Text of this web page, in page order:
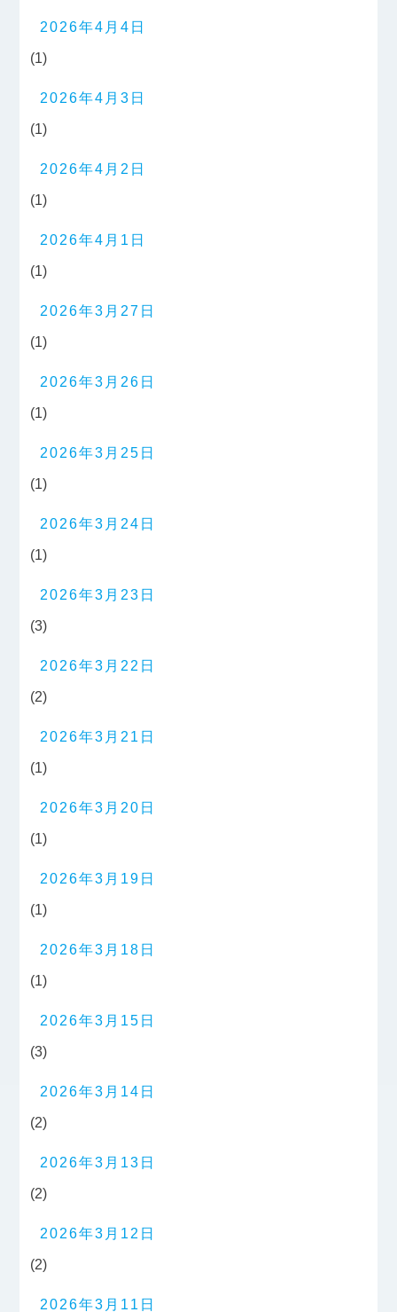
2026年4月4日
(1)
2026年4月3日
(1)
2026年4月2日
(1)
2026年4月1日
(1)
2026年3月27日
(1)
2026年3月26日
(1)
2026年3月25日
(1)
2026年3月24日
(1)
2026年3月23日
(3)
2026年3月22日
(2)
2026年3月21日
(1)
2026年3月20日
(1)
2026年3月19日
(1)
2026年3月18日
(1)
2026年3月15日
(3)
2026年3月14日
(2)
2026年3月13日
(2)
2026年3月12日
(2)
2026年3月11日